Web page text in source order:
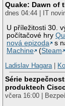
Quake: Dawn of
dnes 04:44 | IT
U příležitosti 30.
počítačové hry
nová epizoda
s
Machine
(Steam
Ladislav Hagara|
Série
produktech
včera 16:00 |